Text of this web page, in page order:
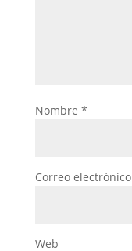
Nombre *
Correo electrónico
Web